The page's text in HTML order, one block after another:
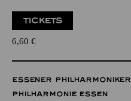
TICKETS
6,60 €
ESSENER PHILHARMONIKER
PHILHARMONIE ESSEN